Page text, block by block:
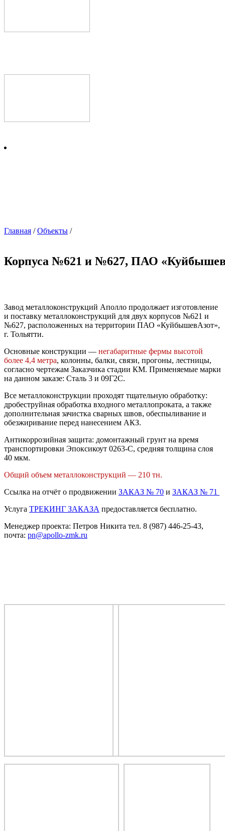
Главная /Объекты /
Корпуса №621 и №627, ПАО
Завод металлоконструкций Аполло продолжает изготовление
и поставку металлоконструкций для двух корпусов №621 и
№627, расположенных на территории ПАО «КуйбышевАзот»,
г. Тольятти.
Основные конструкции — негабаритные фермы высотой
более 4,4 метра, колонны, балки, связи, прогоны, лестницы,
согласно чертежам Заказчика стадии КМ. Применяемые марки
на данном заказе: Сталь 3 и 09Г2С.
Все металлоконструкции проходят тщательную обработку:
дробеструйная обработка входного металлопроката, а также
дополнительная зачистка сварных швов, обеспыливание и
обезжиривание перед нанесением АКЗ.
Антикоррозийная защита: домонтажный грунт на время
транспортировки Эпоксикоут 0263-С, средняя толщина слоя
40 мкм.
Общий объем металлоконструкций — 210 тн.
Ссылка на отчёт о продвижении ЗАКАЗ № 70 и ЗАКАЗ № 71
Услуга ТРЕКИНГ ЗАКАЗА предоставляется бесплатно.
Менеджер проекта: Петров Никита тел. 8 (987) 446-25-43,
почта: pn@apollo-zmk.ru